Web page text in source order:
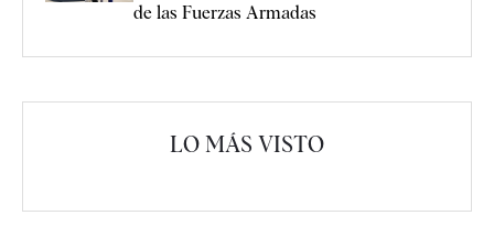
de las Fuerzas Armadas
LO MÁS VISTO